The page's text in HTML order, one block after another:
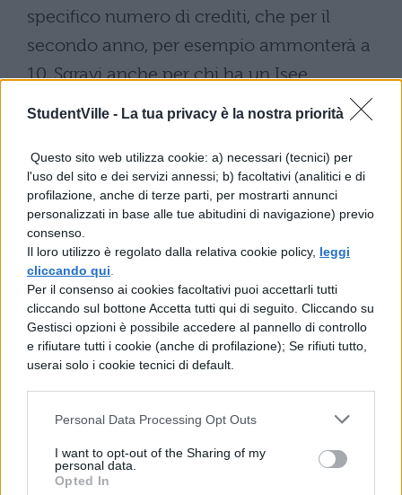
StudentVille - La tua privacy è la nostra priorità
Questo sito web utilizza cookie: a) necessari (tecnici) per
l'uso del sito e dei servizi annessi; b) facoltativi (analitici e di
profilazione, anche di terze parti, per mostrarti annunci
personalizzati in base alle tue abitudini di navigazione) previo
consenso.
Il loro utilizzo è regolato dalla relativa cookie policy, leggi
cliccando qui
Per il consenso ai cookies facoltativi puoi accettarli tutti
cliccando sul bottone Accetta tutti qui di seguito. Cliccando su
Gestisci opzioni è possibile accedere al pannello di controllo
e rifiutare tutti i cookie (anche di profilazione); Se rifiuti tutto,
userai solo i cookie tecnici di default.
Personal Data Processing Opt Outs
I want to opt-out of the Sharing of my
personal data.
Opted In
specifico numero di crediti, che per il
secondo anno, per esempio ammonterà a
10. Sgravi anche per chi ha un Isee
superiore ai 13.000 euro ma inferiore a
600mila famiglie.
Leggi anche:
Calcolo Tasse Universitarie: guida
Esonero tasse Universitarie per merito:
come funziona
Legge di bilancio: i risultati
In quanto ai dettagli sui numeri e i tempi
Morando ha precisato: “Solo per eliminare
l’Iva serviranno 13- 14 miliardi. Poi c’è da